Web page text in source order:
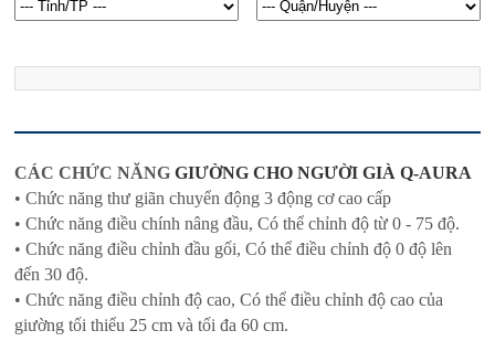
CÁC CHỨC NĂNGGIƯỜNG CHO NGƯỜI GIÀ Q-AURA
• Chức năng thư giãn chuyển động 3 động cơ cao cấp
• Chức năng điều chính nâng đầu, Có thể chỉnh độ từ 0 - 75 độ.
• Chức năng điều chỉnh đầu gối, Có thể điều chỉnh độ 0 độ lên
đến 30 độ.
• Chức năng điều chỉnh độ cao, Có thể điều chỉnh độ cao của
giường tối thiểu 25 cm và tối đa 60 cm.